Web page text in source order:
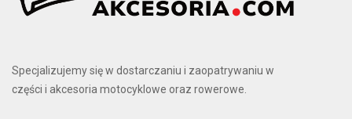
Specjalizujemy się w dostarczaniu i zaopatrywaniu w
części i akcesoria motocyklowe oraz rowerowe.